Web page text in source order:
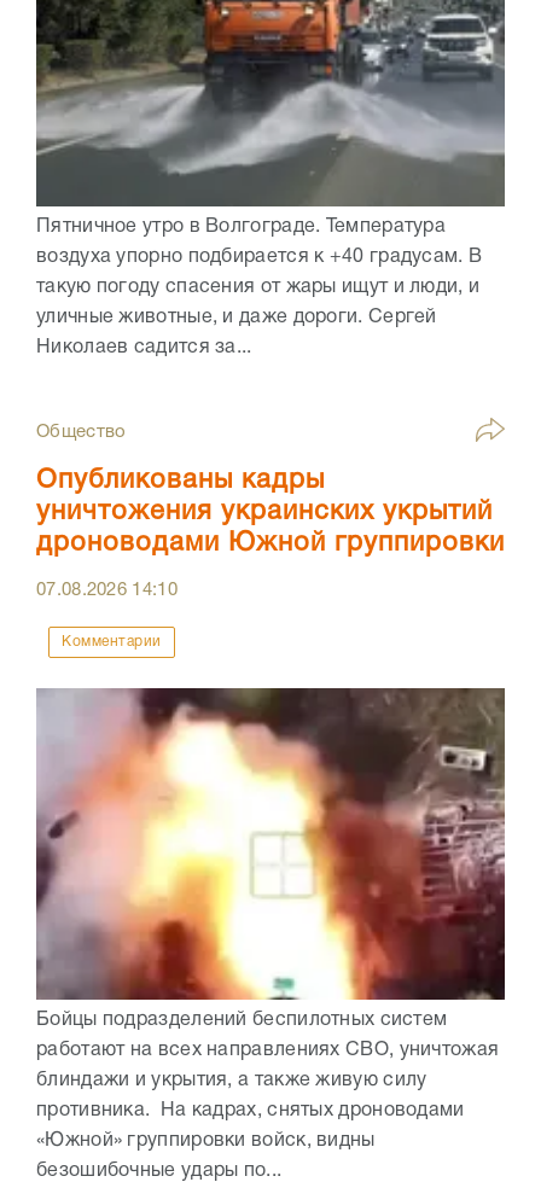
Пятничное утро в Волгограде. Температура
воздуха упорно подбирается к +40 градусам. В
такую погоду спасения от жары ищут и люди, и
уличные животные, и даже дороги. Сергей
Николаев садится за...
Общество
Опубликованы кадры
уничтожения украинских укрытий
дроноводами Южной группировки
07.08.2026 14:10
Комментарии
Бойцы подразделений беспилотных систем
работают на всех направлениях СВО, уничтожая
блиндажи и укрытия, а также живую силу
противника. На кадрах, снятых дроноводами
«Южной» группировки войск, видны
безошибочные удары по...